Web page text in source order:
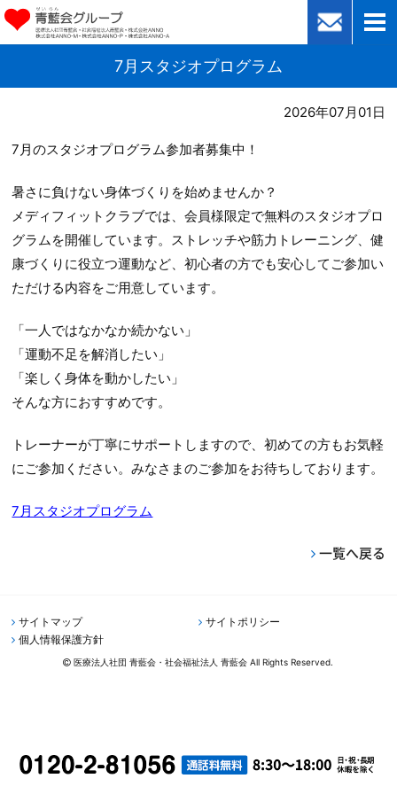
7月スタジオプログラム
2026年07月01日
7月のスタジオプログラム参加者募集中！
暑さに負けない身体づくりを始めませんか？
メディフィットクラブでは、会員様限定で無料のスタジオプロ
グラムを開催しています。ストレッチや筋力トレーニング、健
康づくりに役立つ運動など、初心者の方でも安心してご参加い
ただける内容をご用意しています。
「一人ではなかなか続かない」
「運動不足を解消したい」
「楽しく身体を動かしたい」
そんな方におすすめです。
トレーナーが丁寧にサポートしますので、初めての方もお気軽
にご参加ください。みなさまのご参加をお待ちしております。
7月スタジオプログラム
一覧へ戻る
サイトマップ
サイトポリシー
個人情報保護方針
医療法人社団 青藍会・社会福祉法人 青藍会 All Rights Reserved.